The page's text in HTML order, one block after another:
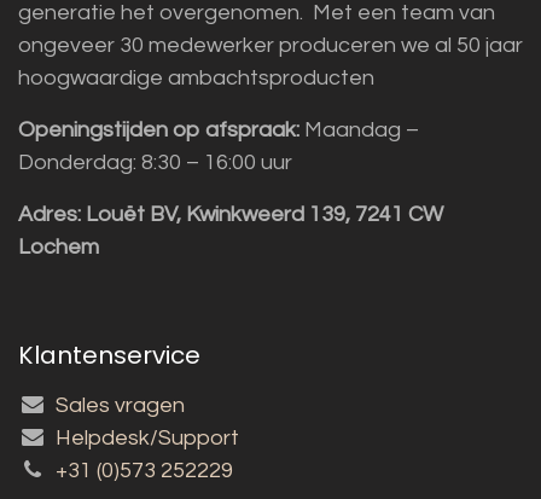
generatie het overgenomen. Met een team van
ongeveer 30 medewerker produceren we al 50 jaar
hoogwaardige ambachtsproducten
Openingstijden op afspraak: Maandag –
Donderdag: 8:30 – 16:00 uur
Adres: Louët BV, Kwinkweerd 139, 7241 CW
Lochem
Klantenservice
Sales vragen
Helpdesk/Support
+31 (0)573 252229